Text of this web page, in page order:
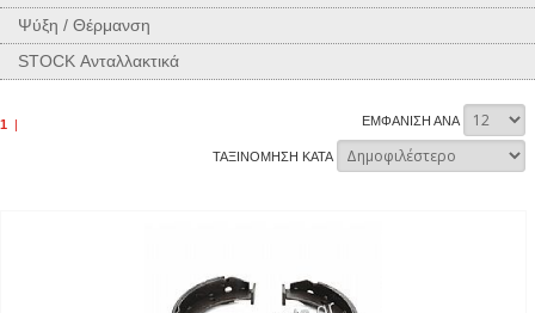
Ψύξη / Θέρμανση
STOCK Ανταλλακτικά
1 | ΕΜΦΑΝΙΣΗ ΑΝΑ
ΤΑΞΙΝΟΜΗΣΗ ΚΑΤΑ